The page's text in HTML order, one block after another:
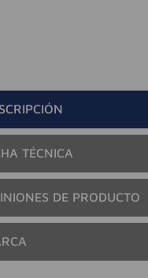
TÉCNICA
DE PRODUCTO